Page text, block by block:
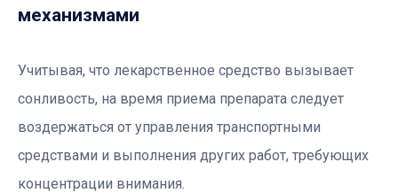
механизмами
Учитывая, что лекарственное средство вызывает
сонливость, на время приема препарата следует
воздержаться от управления транспортными
средствами и выполнения других работ, требующих
концентрации внимания.